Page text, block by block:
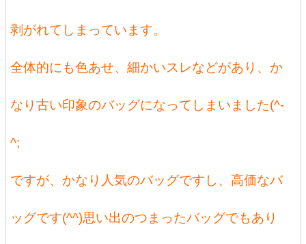
剥がれてしまっています。
全体的にも色あせ、細かいスレなどがあり、か
なり古い印象のバッグになってしまいました(^-
^;
ですが、かなり人気のバッグですし、高価なバ
ッグです(^^)思い出のつまったバッグでもあり